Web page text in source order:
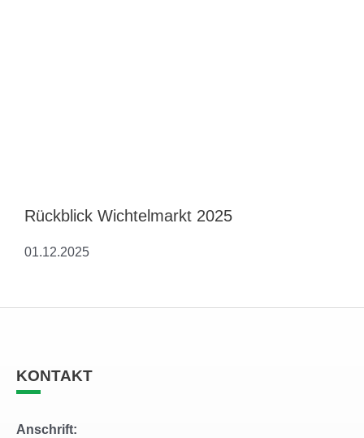
Rückblick Wichtelmarkt 2025
01.12.2025
KONTAKT
Anschrift: